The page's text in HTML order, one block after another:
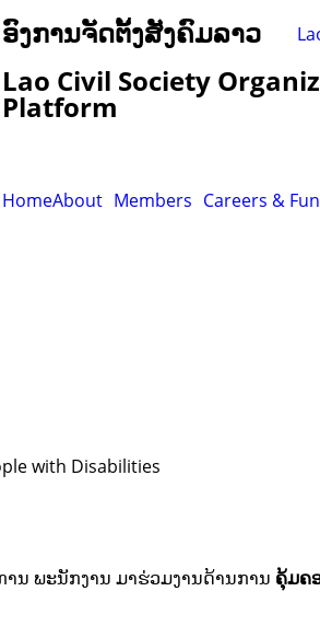
ອົງການຈັດຕັ້ງສັງຄົມລາວ
Lao Civil Society
Platform
HomeAbout Members Careers &
with Disabilities
ນ ພະນັກງານ ມາຮ່ວມງານດ້ານການ ຄຸ້ມຄ